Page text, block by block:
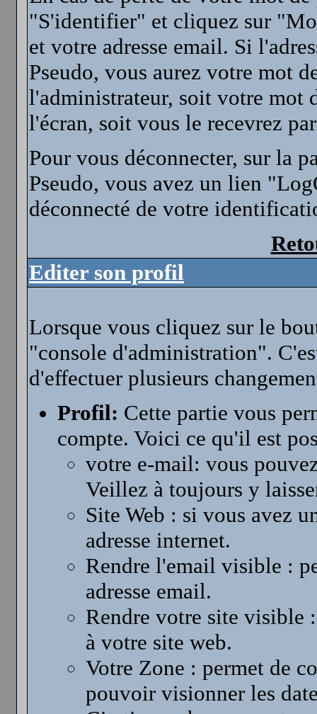
"S'identifier" et cliquez sur
et votre adresse email. Si
Pseudo, vous aurez votre mot
l'administrateur, soit votre mot
l'écran, soit vous le recevrez
Pour vous déconnecter, sur la
Pseudo, vous avez un lien
déconnecté de votre
Editer son profil
Lorsque vous cliquez sur le
"console d'administration".
d'effectuer plusieurs
Profil: Cette partie vous
compte. Voici ce qu'il est
votre e-mail: vous
Veillez à toujours y
Site Web : si vous avez
adresse internet.
Rendre l'email visible :
adresse email.
Rendre votre site visible
à votre site web.
Votre Zone : permet de
pouvoir visionner les